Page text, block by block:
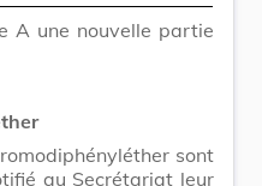
A une nouvelle partie
sont
au Secrétariat leur